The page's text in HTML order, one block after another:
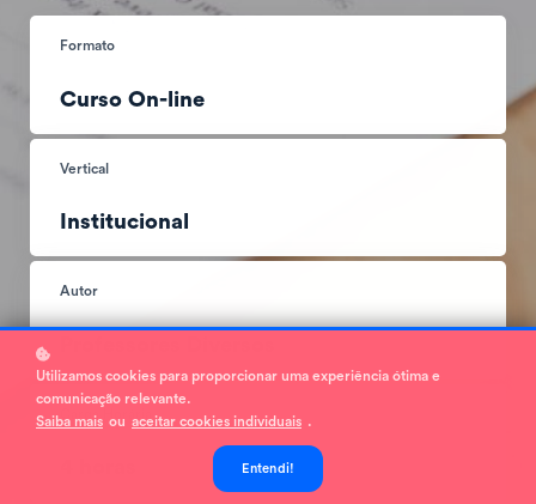
Formato
Curso On-line
Vertical
Institucional
Autor
Carga Horária
Utilizamos cookies para proporcionar uma experiência ótima e
comunicação relevante.
Saiba mais ou aceitar cookies individuais .
Entendi!